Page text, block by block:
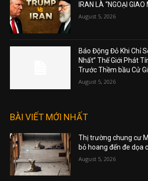
IRAN LÀ “NGOẠI GIAO
August 5, 2026
Báo Động Đỏ Khi Chỉ
Nhất” Thế Giới Phát
Trước Thềm bầu Cử
August 5, 2026
BÀI VIẾT MỚI NHẤT
Thị trường chung cư
bỏ hoang đến đe dọa
August 5, 2026